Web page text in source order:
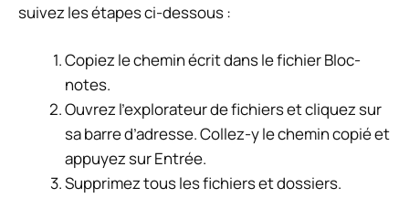
suivez les étapes ci-dessous :
Copiez le chemin écrit dans le fichier Bloc-
notes.
Ouvrez l’explorateur de fichiers et cliquez sur
sa barre d’adresse. Collez-y le chemin copié et
appuyez sur Entrée.
Supprimez tous les fichiers et dossiers.